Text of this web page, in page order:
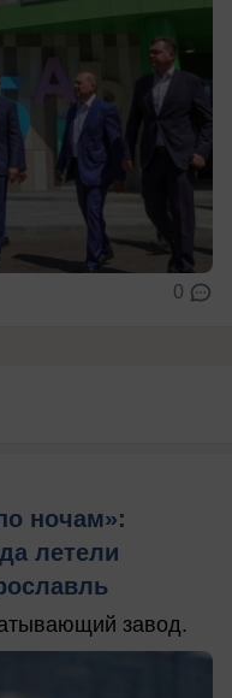
0
ночам»:
летели
завод.